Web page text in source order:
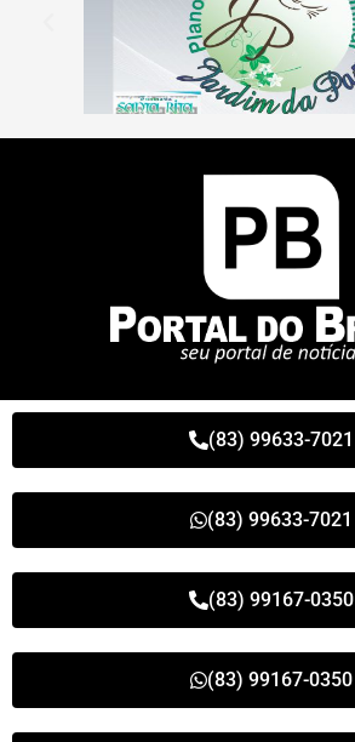
(83) 99633-7021
(83) 99633-7021
(83) 99167-0350
(83) 99167-0350